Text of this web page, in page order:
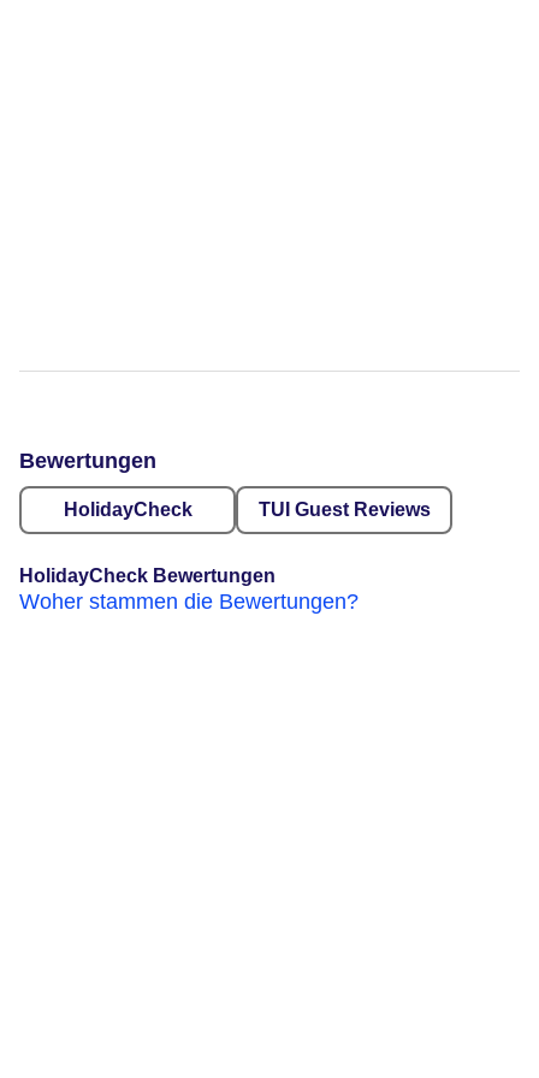
Bewertungen
HolidayCheck TUI Guest Reviews
HolidayCheck Bewertungen
Woher stammen die Bewertungen?